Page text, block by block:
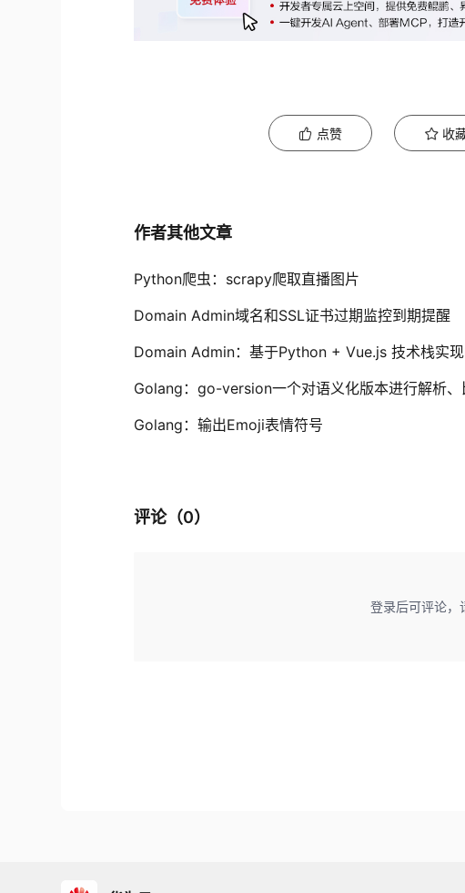
点赞 收
作者其他文章
Python爬虫：scrapy爬取直播图片
Domain Admin域名和SSL证书过期监控到期提醒
Domain Admin：基于Python + Vue.js 技术栈实
Golang：go-version一个对语义化版本进行解析、
Golang：输出Emoji表情符号
评论（0）
登录后可评论，